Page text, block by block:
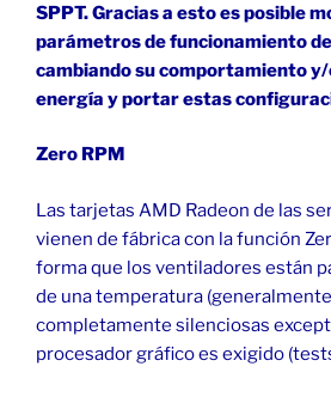
SPPT. Gracias a esto es posible
parámetros de funcionamiento
cambiando su comportamiento
energía y portar estas
Zero RPM
Las tarjetas AMD Radeon de las
vienen de fábrica con la función
forma que los ventiladores están
de una temperatura
completamente silenciosas
procesador gráfico es exigido